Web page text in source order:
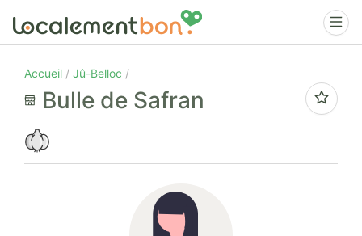
Accueil Jû-Belloc
Bulle de Safran